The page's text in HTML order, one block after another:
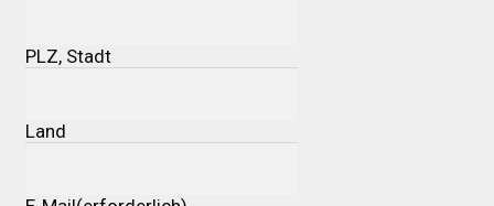
FAQs
PLZ, Stadt
Land